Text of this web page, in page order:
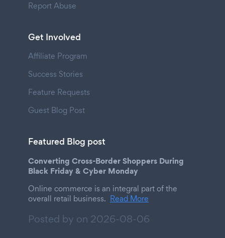
Report Abuse
Get Involved
Affiliate Program
Success Stories
Feature Requests
Guest Blog Post
Featured Blog post
Converting Cross-Border Shoppers During
Black Friday & Cyber Monday
Online commerce is an integral part of the
overall retail business. Read More
Posted by on 2026-08-06